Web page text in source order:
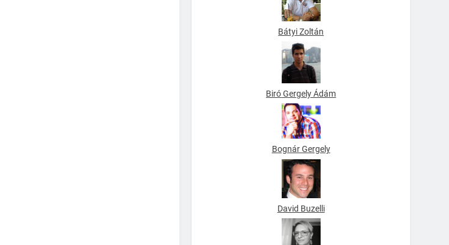
Bátyi Zoltán
Biró Gergely Ádám
Bognár Gergely
David Buzelli